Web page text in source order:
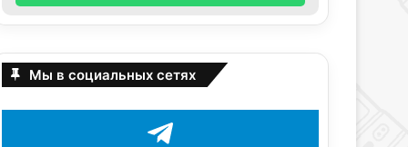
Мы в социальных сетях